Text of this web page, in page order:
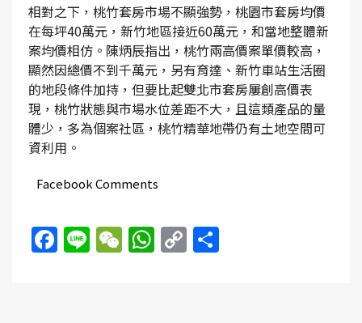
相對之下，桃竹套房市場不顯強勢，桃園市套房均價
在每坪40萬元，新竹地區接近60萬元，和當地整體新
案均價相仿。陳炳辰指出，桃竹兩高價案單價較高，
顯然因總價不到千萬元，另有育達、新竹車站生活圈
的地段條件加持，但要比起雙北市套房屢創高價表
現，桃竹狀態與市場水位差距不大，且這類產品的量
體少，多為個案社區，桃竹精華地帶仍有土地空間可
資利用。
Facebook Comments
Facebook
LineWeChat
WhatsApp
Copy